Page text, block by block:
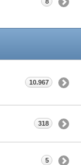
10.967
318
5